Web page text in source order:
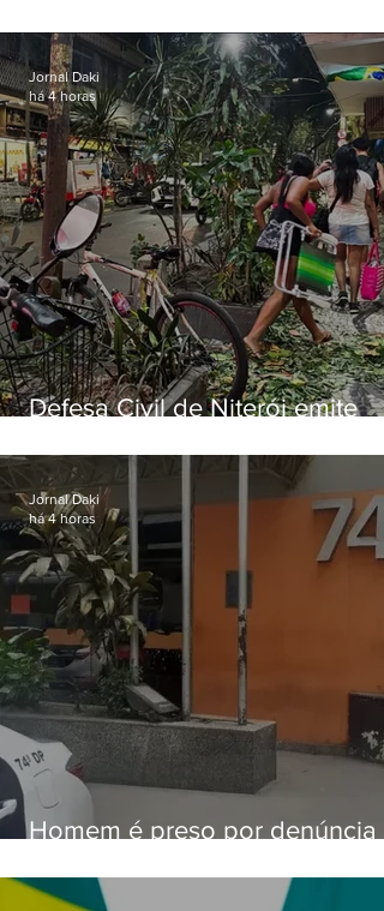
ventos fortes nesta sexta (7)
Defesa Civil de Niterói emite
sexta-feira (07)
Jornal Daki
há 4 horas
Homem é preso por denúncia
Alcântara
Jornal Daki
há 4 horas